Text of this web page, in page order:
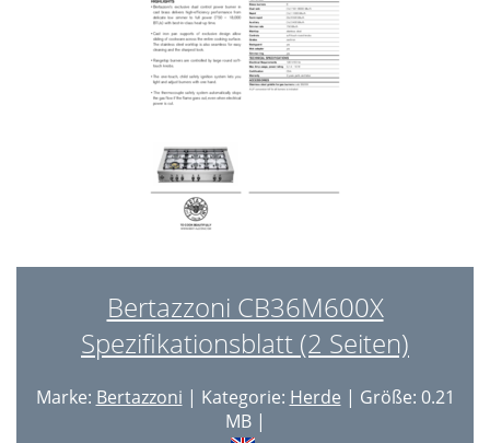
Bertazzoni CB36M600X
Spezifikationsblatt (2 Seiten)
Marke: Bertazzoni | Kategorie: Herde | Größe: 0.21
MB |